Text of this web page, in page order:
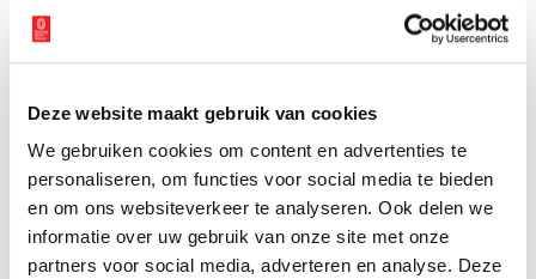
Deze website maakt gebruik van cookies
We gebruiken cookies om content en advertenties te
personaliseren, om functies voor social media te bieden
en om ons websiteverkeer te analyseren. Ook delen we
informatie over uw gebruik van onze site met onze
partners voor social media, adverteren en analyse. Deze